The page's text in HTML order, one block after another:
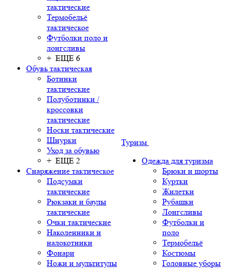
тактические
Термобельё
тактическое
Футболки поло и
лонгсливы
+ ЕЩЕ 6
Обувь тактическая
Ботинки
тактические
Полуботинки /
кроссовки
тактические
Носки тактические
Шнурки
Уход за обувью
+ ЕЩЕ 2
Снаряжение тактическое
Подсумки
тактические
Рюкзаки и баулы
тактические
Очки тактические
Наколенники и
налокотники
Фонари
Ножи и мультитулы
Туризм
Одежда для туризма
Брюки и шорты
Куртки
Жилетки
Рубашки
Лонгсливы
Футболки и
поло
Термобельё
Костюмы
Головные уборы